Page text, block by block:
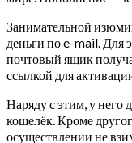
Занимательной
деньги по e-mail. Для
почтовый ящик
ссылкой для
Наряду с этим, у него
кошелёк. Кроме
осуществлении не